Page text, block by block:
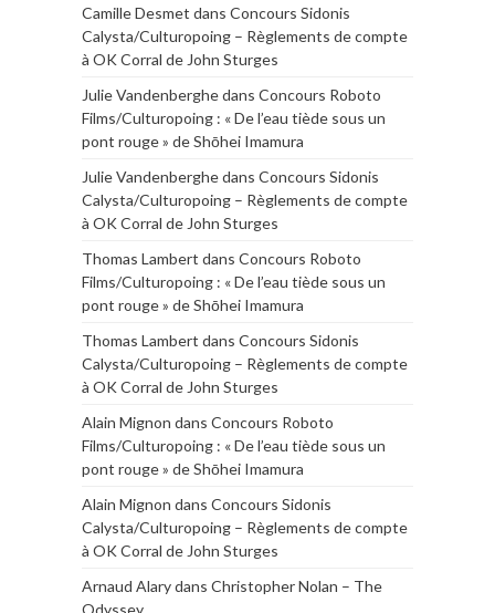
Camille Desmet dans Concours Sidonis
Calysta/Culturopoing – Règlements de compte
à OK Corral de John Sturges
Julie Vandenberghedans Concours Roboto
Films/Culturopoing : « De l’eau tiède sous un
pont rouge » de Shōhei Imamura
Julie Vandenberghedans Concours Sidonis
Calysta/Culturopoing – Règlements de compte
à OK Corral de John Sturges
Thomas Lambert dans Concours Roboto
Films/Culturopoing : « De l’eau tiède sous un
pont rouge » de Shōhei Imamura
Thomas Lambert dans Concours Sidonis
Calysta/Culturopoing – Règlements de compte
à OK Corral de John Sturges
Alain Mignon dans Concours Roboto
Films/Culturopoing : « De l’eau tiède sous un
pont rouge » de Shōhei Imamura
Alain Mignon dans Concours Sidonis
Calysta/Culturopoing – Règlements de compte
à OK Corral de John Sturges
Arnaud Alarydans Christopher Nolan – The
Odyssey